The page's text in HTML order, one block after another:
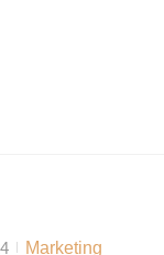
Marketing